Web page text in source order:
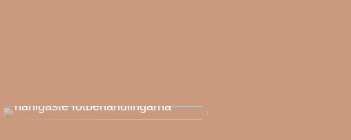
härligaste fotbehandlingarna